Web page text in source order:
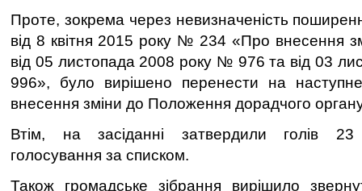
Проте, зокрема через невизначеність
від 8 квітня 2015 року № 234 «Про внесення
від 05 листопада 2008 року № 976 та від 03
996», було вирішено перенести на
внесення зміни до Положення дорадчого
Втім, на засіданні затвердили голів 23
голосування за списком.
Також громадське зібрання вирішило